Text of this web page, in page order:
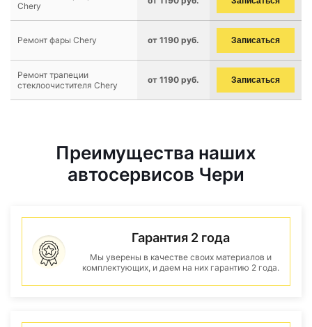
Chery
Ремонт фары Chery от 1190 руб. Записаться
Ремонт трапеции
стеклоочистителя Chery
от 1190 руб. Записаться
Преимущества наших
автосервисов Чери
Гарантия 2 года
Мы уверены в качестве своих материалов и
комплектующих, и даем на них гарантию 2 года.